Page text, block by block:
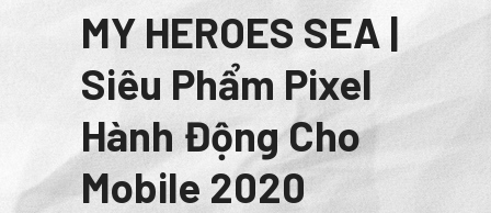
MY HEROES SEA |
Siêu Phẩm Pixel
Hành Động Cho
Mobile 2020